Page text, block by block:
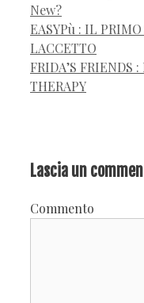
New?
EASYPù : IL
LACCETTO
FRIDA’S FRIENDS
THERAPY
Lascia un
Commento